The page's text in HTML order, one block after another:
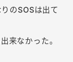
のSOSは出て
来なかった。